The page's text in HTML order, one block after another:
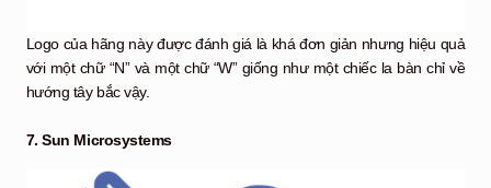
Logo của hãng này được đánh giá là khá đơn giản nhưng hiệu quả
với một chữ “N” và một chữ “W” giống như một chiếc la bàn chỉ về
hướng tây bắc vậy.
7. Sun Microsystems